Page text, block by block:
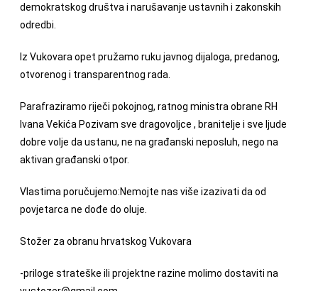
demokratskog društva i narušavanje ustavnih i zakonskih
odredbi.
Iz Vukovara opet pružamo ruku javnog dijaloga, predanog,
otvorenog i transparentnog rada.
Parafraziramo riječi pokojnog, ratnog ministra obrane RH
Ivana Vekića Pozivam sve dragovoljce , branitelje i sve ljude
dobre volje da ustanu, ne na građanski neposluh, nego na
aktivan građanski otpor.
Vlastima poručujemo:Nemojte nas više izazivati da od
povjetarca ne dođe do oluje.
Stožer za obranu hrvatskog Vukovara
-priloge strateške ili projektne razine molimo dostaviti na